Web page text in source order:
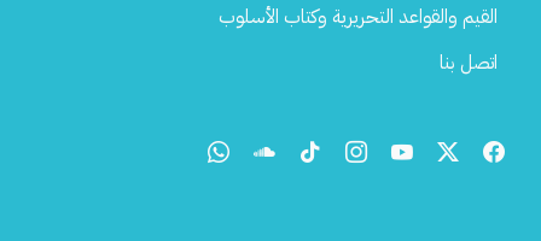
القيم والقواعد التحريرية وكتاب الأسلوب
اتصل بنا